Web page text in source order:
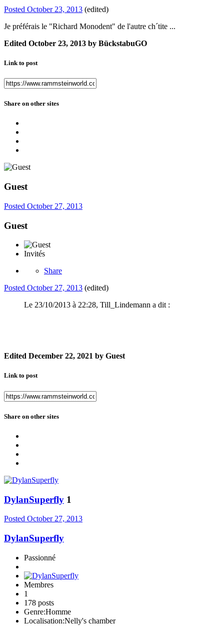
Posted October 23, 2013 (edited)
Je préférais le "Richard Monodent" de l'autre ch´tite ...
Edited October 23, 2013 by BückstabuGO
Link to post
Share on other sites
Guest
Posted October 27, 2013
Guest
Invités
Share
Posted October 27, 2013 (edited)
Le 23/10/2013 à 22:28, Till_Lindemann a dit :
Edited December 22, 2021 by Guest
Link to post
Share on other sites
DylanSuperfly 1
Posted October 27, 2013
DylanSuperfly
Passionné
Membres
1
178 posts
Genre:Homme
Localisation:Nelly's chamber